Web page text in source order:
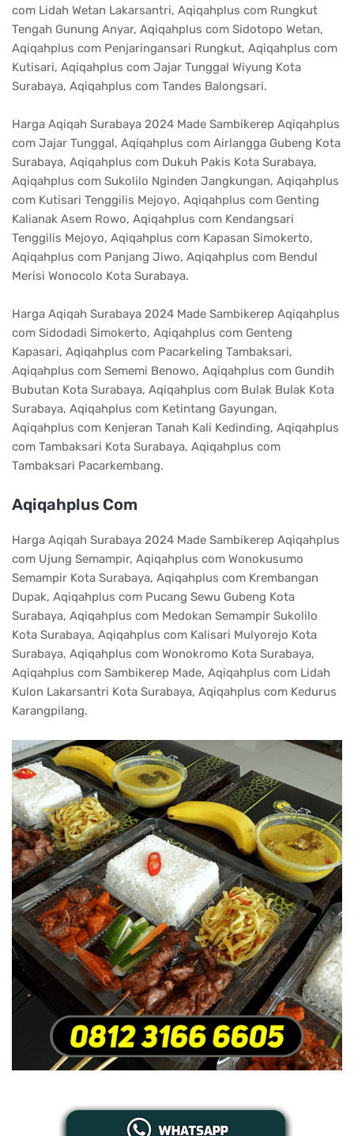
com Lidah Wetan Lakarsantri, Aqiqahplus com Rungkut
Tengah Gunung Anyar, Aqiqahplus com Sidotopo Wetan,
Aqiqahplus com Penjaringansari Rungkut, Aqiqahplus com
Kutisari, Aqiqahplus com Jajar Tunggal Wiyung Kota
Surabaya, Aqiqahplus com Tandes Balongsari.
Harga Aqiqah Surabaya 2024 Made Sambikerep Aqiqahplus
com Jajar Tunggal, Aqiqahplus com Airlangga Gubeng Kota
Surabaya, Aqiqahplus com Dukuh Pakis Kota Surabaya,
Aqiqahplus com Sukolilo Nginden Jangkungan, Aqiqahplus
com Kutisari Tenggilis Mejoyo, Aqiqahplus com Genting
Kalianak Asem Rowo, Aqiqahplus com Kendangsari
Tenggilis Mejoyo, Aqiqahplus com Kapasan Simokerto,
Aqiqahplus com Panjang Jiwo, Aqiqahplus com Bendul
Merisi Wonocolo Kota Surabaya.
Harga Aqiqah Surabaya 2024 Made Sambikerep Aqiqahplus
com Sidodadi Simokerto, Aqiqahplus com Genteng
Kapasari, Aqiqahplus com Pacarkeling Tambaksari,
Aqiqahplus com Sememi Benowo, Aqiqahplus com Gundih
Bubutan Kota Surabaya, Aqiqahplus com Bulak Bulak Kota
Surabaya, Aqiqahplus com Ketintang Gayungan,
Aqiqahplus com Kenjeran Tanah Kali Kedinding, Aqiqahplus
com Tambaksari Kota Surabaya, Aqiqahplus com
Tambaksari Pacarkembang.
Aqiqahplus Com
Harga Aqiqah Surabaya 2024 Made Sambikerep Aqiqahplus
com Ujung Semampir, Aqiqahplus com Wonokusumo
Semampir Kota Surabaya, Aqiqahplus com Krembangan
Dupak, Aqiqahplus com Pucang Sewu Gubeng Kota
Surabaya, Aqiqahplus com Medokan Semampir Sukolilo
Kota Surabaya, Aqiqahplus com Kalisari Mulyorejo Kota
Surabaya, Aqiqahplus com Wonokromo Kota Surabaya,
Aqiqahplus com Sambikerep Made, Aqiqahplus com Lidah
Kulon Lakarsantri Kota Surabaya, Aqiqahplus com Kedurus
Karangpilang.